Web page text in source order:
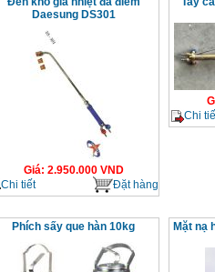
Daesung DS301
Giá: 2.950.000VND
Chi tiết
Đặt hàng
Chi
Phích sấy que hàn 10kg Mặt nạ